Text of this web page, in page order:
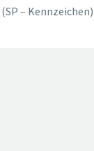
(SP – Kennzeichen)